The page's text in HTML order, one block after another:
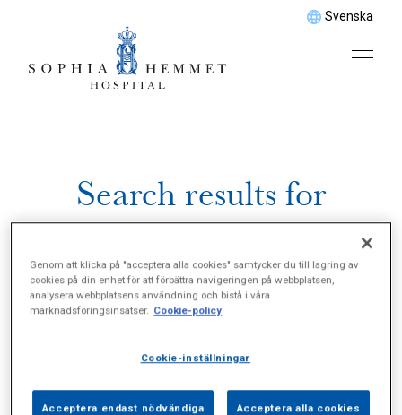
Svenska
Search results for
\"Synundersökningar\"
Genom att klicka på "acceptera alla cookies" samtycker du till lagring av
cookies på din enhet för att förbättra navigeringen på webbplatsen,
analysera webbplatsens användning och bistå i våra
marknadsföringsinsatser. Cookie-policy
Cookie-inställningar
Acceptera endast nödvändiga Acceptera alla cookies